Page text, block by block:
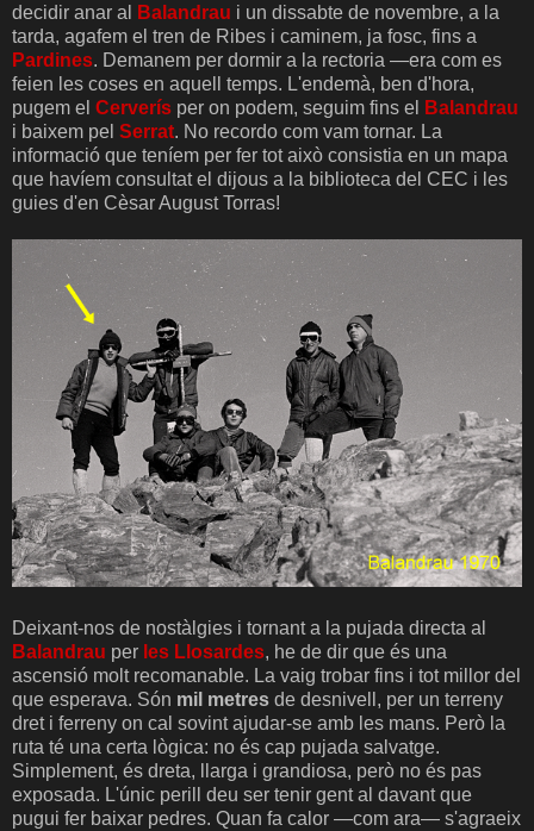
decidir anar al
Balandrau i un dissabte de novembre, a la
tarda, agafem el tren de Ribes i caminem, ja fosc, fins a
Pardines. Demanem per dormir a la rectoria —era com es
feien les coses en aquell temps. L'endemà, ben d'hora,
pugem el Cerverís per on podem, seguim fins el
Balandrau
i baixem pel Serrat. No recordo com vam tornar. La
informació que teníem per fer tot això consistia en un mapa
que havíem consultat el dijous a la biblioteca del CEC i les
guies d'en Cèsar August Torras!
Deixant-nos de nostàlgies i tornant a la pujada directa al
Balandrau per les Llosardes, he de dir que és una
ascensió molt recomanable. La vaig trobar fins i tot millor del
que esperava. Són mil metres de desnivell, per un terreny
dret i ferreny on cal sovint ajudar-se amb les mans. Però la
ruta té una certa lògica: no és cap pujada salvatge.
Simplement, és dreta, llarga i grandiosa, però no és pas
exposada. L'únic perill deu ser tenir gent al davant que
pugui fer baixar pedres. Quan fa calor —com ara— s'agraeix